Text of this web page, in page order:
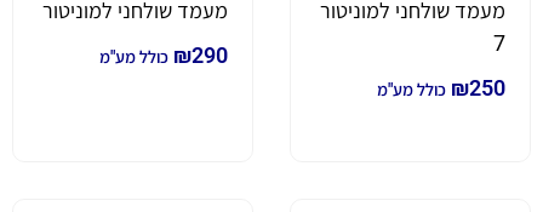
מעמד שולחני למוניטור
7
₪250 כולל מע"מ
מעמד שולחני למוניטור
₪290 כולל מע"מ